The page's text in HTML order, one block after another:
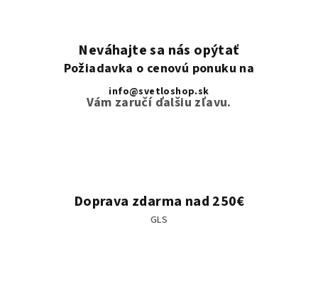
Neváhajte sa nás opýtať
Požiadavka o cenovú ponuku na
info@svetloshop.sk
Vám zaručí ďalšiu zľavu.
Doprava zdarma nad 250€
GLS